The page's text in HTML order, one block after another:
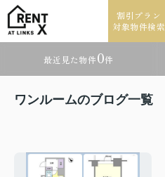
割引プラン
対象物件検索
最近見た物件0件
ワンルームのブログ一覧